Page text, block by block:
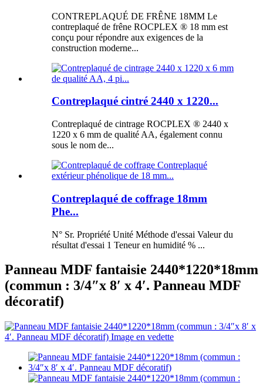
CONTREPLAQUÉ DE FRÊNE 18MM Le
contreplaqué de frêne ROCPLEX ® 18 mm est
conçu pour répondre aux exigences de la
construction moderne...
Contreplaqué cintré 2440 x 1220...
Contreplaqué de cintrage ROCPLEX ® 2440 x
1220 x 6 mm de qualité AA, également connu
sous le nom de...
Contreplaqué de coffrage 18mm
Phe...
N° Sr. Propriété Unité Méthode d'essai Valeur du
résultat d'essai 1 Teneur en humidité % ...
Panneau MDF fantaisie 2440*1220*18mm
(commun : 3/4″x 8′ x 4′. Panneau MDF
décoratif)